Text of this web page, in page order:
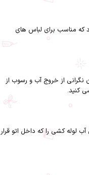
دارد که مناسب برای لباس های
نگرانی از خروج آب و رسوب از
کنید.
آب لوله کشی را که داخل اتو قرار